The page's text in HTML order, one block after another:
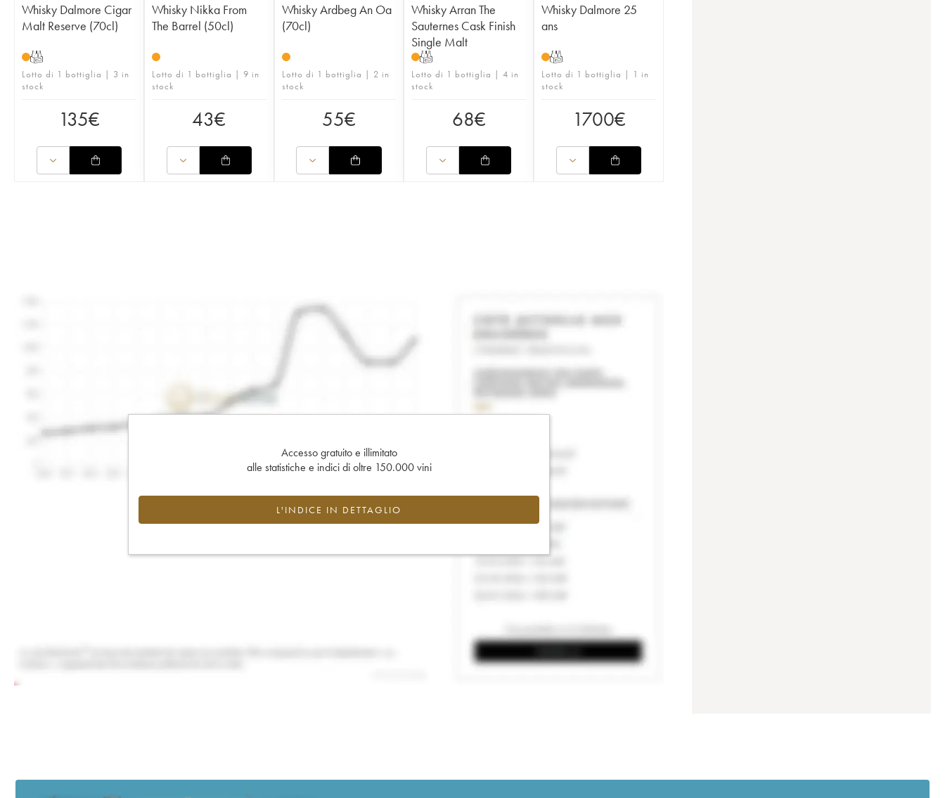
Whisky Dalmore Cigar
Malt Reserve (70cl)
T
Lotto di 1 bottiglia | 3 in
stock
135€
Whisky Nikka From
The Barrel (50cl)
Lotto di 1 bottiglia | 9 in
stock
43€
Whisky Ardbeg An Oa
(70cl)
Lotto di 1 bottiglia | 2 in
stock
55€
Whisky Arran The
Sauternes Cask Finish
Single Malt
T
Lotto di 1 bottiglia | 4 in
stock
68€
Whisky Dalmore 25
ans
T
Lotto di 1 bottiglia | 1 in
stock
1700€
Accesso gratuito e illimitato
alle statistiche e indici di oltre 150.000 vini
L'INDICE IN DETTAGLIO